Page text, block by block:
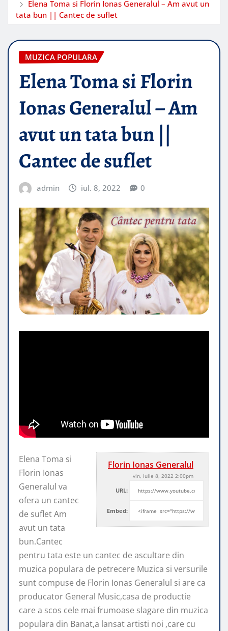
Elena Toma si Florin Ionas Generalul – Am avut un
tata bun || Cantec de suflet
MUZICA POPULARA
Elena Toma si Florin
Ionas Generalul – Am
avut un tata bun ||
Cantec de suflet
admin iul. 8, 2022 0
Florin Ionas Generalul
vin, iulie 8, 2022 2:00pm
URL:
Embed:
Elena Toma si
Florin Ionas
Generalul va
ofera un cantec
de suflet Am
avut un tata
bun.Cantec
pentru tata este un cantec de ascultare din
muzica populara de petrecere Muzica si versurile
sunt compuse de Florin Ionas Generalul si are ca
producator General Music,casa de productie
care a scos cele mai frumoase slagare din muzica
populara din Banat,a lansat artisti noi ,care cu